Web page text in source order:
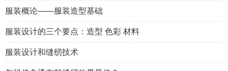
服装概论——服装造型基础
服装设计的三个要点：造型 色彩 材料
服装设计和缝纫技术